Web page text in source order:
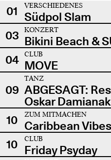
01
VERSCHIEDENES
Südpol Slam
03
KONZERT
Bikini Beach &
04
CLUB
MOVE
09
TANZ
ABGESAGT:
Oskar
10
ZUM MITMACHEN
Caribbean Vibes
10
CLUB
Friday Psyday